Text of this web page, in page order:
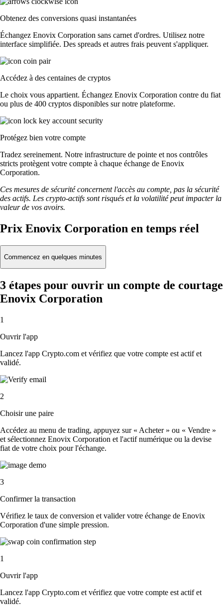
Obtenez des conversions quasi instantanées
Échangez Enovix Corporation sans carnet d'ordres. Utilisez notre
interface simplifiée. Des spreads et autres frais peuvent s'appliquer.
Accédez à des centaines de cryptos
Le choix vous appartient. Échangez Enovix Corporation contre du fiat
ou plus de 400 cryptos disponibles sur notre plateforme.
Protégez bien votre compte
Tradez sereinement. Notre infrastructure de pointe et nos contrôles
stricts protègent votre compte à chaque échange de Enovix
Corporation.
Ces mesures de sécurité concernent l'accès au compte, pas la sécurité
des actifs. Les crypto-actifs sont risqués et la volatilité peut impacter la
valeur de vos avoirs.
Prix Enovix Corporation en temps réel
Commencez en quelques minutes
3 étapes pour ouvrir un compte de courtage
Enovix Corporation
1
Ouvrir l'app
Lancez l'app Crypto.com et vérifiez que votre compte est actif et
validé.
2
Choisir une paire
Accédez au menu de trading, appuyez sur « Acheter » ou « Vendre »
et sélectionnez Enovix Corporation et l'actif numérique ou la devise
fiat de votre choix pour l'échange.
3
Confirmer la transaction
Vérifiez le taux de conversion et valider votre échange de Enovix
Corporation d'une simple pression.
1
Ouvrir l'app
Lancez l'app Crypto.com et vérifiez que votre compte est actif et
validé.